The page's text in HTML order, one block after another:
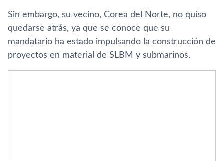
Sin embargo, su vecino, Corea del Norte, no quiso
quedarse atrás, ya que se conoce que su
mandatario ha estado impulsando la construcción de
proyectos en material de SLBM y submarinos.